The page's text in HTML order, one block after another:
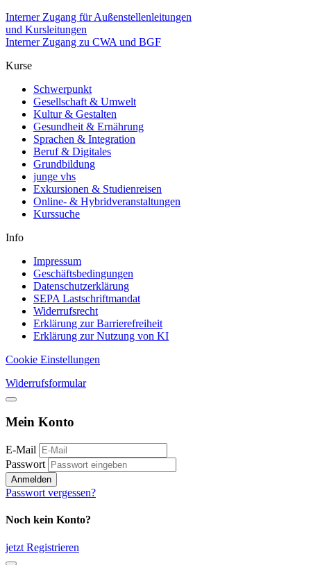
Interner Zugang für Außenstellenleitungen
und Kursleitungen
Interner Zugang zu CWA und BGF
Kurse
Schwerpunkt
Gesellschaft & Umwelt
Kultur & Gestalten
Gesundheit & Ernährung
Sprachen & Integration
Beruf & Digitales
Grundbildung
junge vhs
Exkursionen & Studienreisen
Online- & Hybridveranstaltungen
Kurssuche
Info
Impressum
Geschäftsbedingungen
Datenschutzerklärung
SEPA Lastschriftmandat
Widerrufsrecht
Erklärung zur Barrierefreiheit
Erklärung zur Nutzung von KI
Cookie Einstellungen
Widerrufsformular
Mein Konto
E-Mail
Passwort
Anmelden
Passwort vergessen?
Noch kein Konto?
jetzt Registrieren